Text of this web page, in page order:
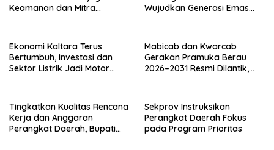
Keamanan dan Mitra
Wujudkan Generasi Emas
Ekonomi Kaltara Terus
Bertumbuh, Investasi dan
Sektor Listrik Jadi Motor
Mabicab dan Kwarcab
Gerakan Pramuka Berau
2026–2031 Resmi Dilantik,
Tingkatkan Kualitas Rencana
Kerja dan Anggaran
Perangkat Daerah, Bupati
Sekprov Instruksikan
Perangkat Daerah Fokus
pada Program Prioritas